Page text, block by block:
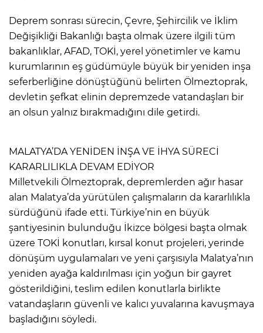
Deprem sonrası sürecin, Çevre, Şehircilik ve İklim
Değişikliği Bakanlığı başta olmak üzere ilgili tüm
bakanlıklar, AFAD, TOKİ, yerel yönetimler ve kamu
kurumlarının eş güdümüyle büyük bir yeniden inşa
seferberliğine dönüştüğünü belirten Ölmeztoprak,
devletin şefkat elinin depremzede vatandaşları bir
an olsun yalnız bırakmadığını dile getirdi.
MALATYA’DA YENİDEN İNŞA VE İHYA SÜRECİ
KARARLILIKLA DEVAM EDİYOR
Milletvekili Ölmeztoprak, depremlerden ağır hasar
alan Malatya’da yürütülen çalışmaların da kararlılıkla
sürdüğünü ifade etti. Türkiye’nin en büyük
şantiyesinin bulunduğu İkizce bölgesi başta olmak
üzere TOKİ konutları, kırsal konut projeleri, yerinde
dönüşüm uygulamaları ve yeni çarşısıyla Malatya’nın
yeniden ayağa kaldırılması için yoğun bir gayret
gösterildiğini, teslim edilen konutlarla birlikte
vatandaşların güvenli ve kalıcı yuvalarına kavuşmaya
başladığını söyledi.